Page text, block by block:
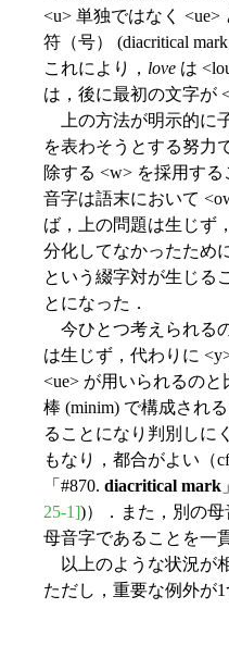
<u> 単独ではなく
符（号） (diacritical
これにより， love は
は，後に最初の文字が
上の方法が明示的に
を表わそうとする努力
除する <w> を採用す
音字は語末において
ば，上の問題は生じず
分化してなかったため
という綴字対が生じる
とになった．
今ひとつ考えられる
は生じず，代わりに
<ue> が用いられるの
棒 (minim) で構成され
ることになり判別しに
もなり，都合がよい（
「#870. diacritical mark
25-1])）．また，別の母
母音字であることを一
以上のような状況が
ただし，重要な例外が